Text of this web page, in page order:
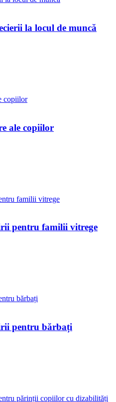
la locul de muncă
ale copiilor
pentru familii vitrege
pentru bărbați